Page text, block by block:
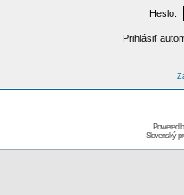
Heslo:
Prihlásiť
Powered
Slovenský